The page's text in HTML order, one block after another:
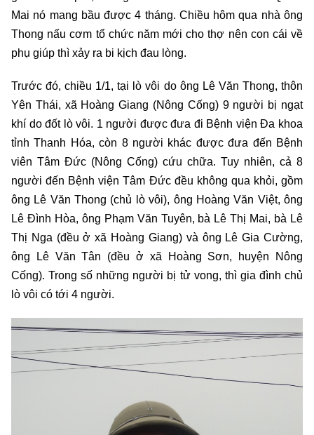
Mai nó mang bầu được 4 tháng. Chiều hôm qua nhà ông
Thong nấu cơm tổ chức năm mới cho thợ nên con cái về
phụ giúp thì xảy ra bi kịch đau lòng.
Trước đó, chiều 1/1, tại lò vôi do ông Lê Văn Thong, thôn
Yên Thái, xã Hoàng Giang (Nông Cống) 9 người bị ngạt
khí do đốt lò vôi. 1 người được đưa đi Bệnh viện Đa khoa
tỉnh Thanh Hóa, còn 8 người khác được đưa đến Bệnh
viên Tâm Đức (Nông Cống) cứu chữa. Tuy nhiên, cả 8
người đến Bệnh viện Tâm Đức đều không qua khỏi, gồm
ông Lê Văn Thong (chủ lò vôi), ông Hoàng Văn Việt, ông
Lê Đình Hòa, ông Phạm Văn Tuyên, bà Lê Thị Mai, bà Lê
Thị Nga (đều ở xã Hoàng Giang) và ông Lê Gia Cường,
ông Lê Văn Tân (đều ở xã Hoàng Sơn, huyện Nông
Cống). Trong số những người bị tử vong, thì gia đình chủ
lò vôi có tới 4 người.